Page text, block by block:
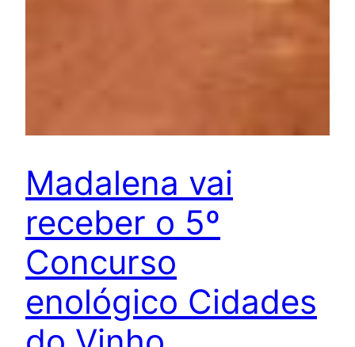
Madalena vai
receber o 5º
Concurso
enológico Cidades